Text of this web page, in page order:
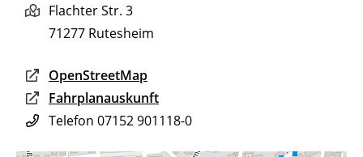
Flachter Str. 3
71277 Rutesheim
OpenStreetMap
Fahrplanauskunft
Telefon 07152 901118-0